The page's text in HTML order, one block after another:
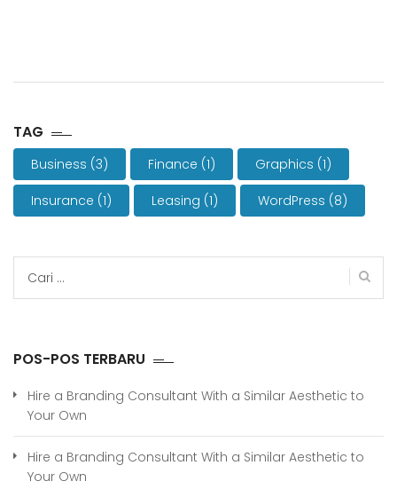
TAG
Business (3) Finance (1) Graphics (1)
Insurance (1) Leasing (1) WordPress (8)
untuk:
POS-POS TERBARU
Hire a Branding Consultant With a Similar Aesthetic to
Your Own
Hire a Branding Consultant With a Similar Aesthetic to
Your Own